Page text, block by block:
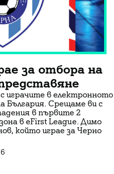
за отбора на
играчите в електронното
България. Срещаме ви с
в първите 2
в eFirst League. Димо
който играе за Черно